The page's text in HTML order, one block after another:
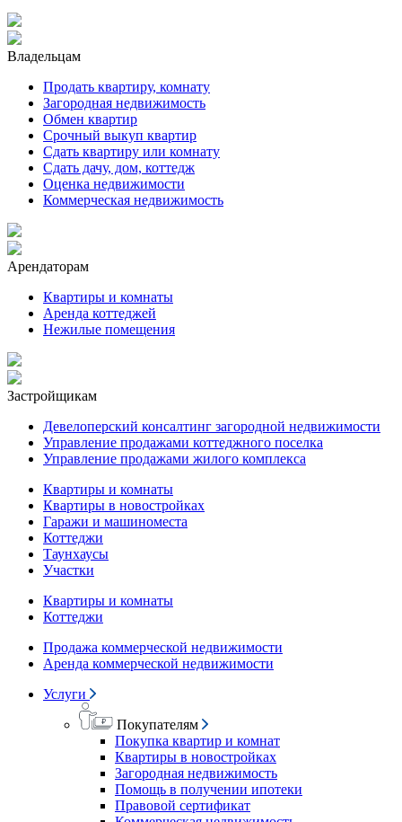
Владельцам
Продать квартиру, комнату
Загородная недвижимость
Обмен квартир
Срочный выкуп квартир
Сдать квартиру или комнату
Сдать дачу, дом, коттедж
Оценка недвижимости
Коммерческая недвижимость
Арендаторам
Квартиры и комнаты
Аренда коттеджей
Нежилые помещения
Застройщикам
Девелоперский консалтинг загородной недвижимости
Управление продажами коттеджного поселка
Управление продажами жилого комплекса
Квартиры и комнаты
Квартиры в новостройках
Гаражи и машиноместа
Коттеджи
Таунхаусы
Участки
Квартиры и комнаты
Коттеджи
Продажа коммерческой недвижимости
Аренда коммерческой недвижимости
Услуги
Покупателям
Покупка квартир и комнат
Квартиры в новостройках
Загородная недвижимость
Помощь в получении ипотеки
Правовой сертификат